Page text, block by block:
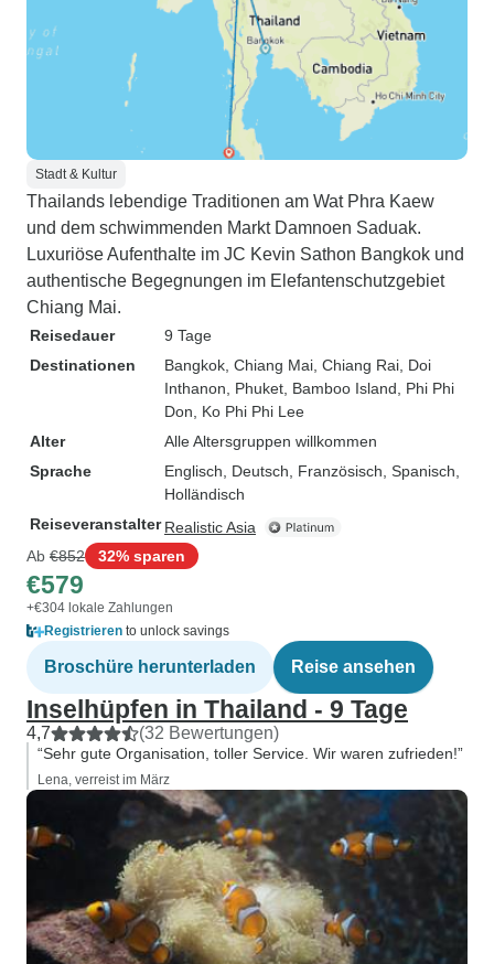
Stadt & Kultur
Thailands lebendige Traditionen am Wat Phra Kaew
und dem schwimmenden Markt Damnoen Saduak.
Luxuriöse Aufenthalte im JC Kevin Sathon Bangkok und
authentische Begegnungen im Elefantenschutzgebiet
Chiang Mai.
Reisedauer
9 Tage
Destinationen
Bangkok , Chiang Mai , Chiang Rai , Doi
Inthanon , Phuket , Bamboo Island , Phi Phi
Don , Ko Phi Phi Lee
Alter
Alle Altersgruppen willkommen
Sprache
Englisch, Deutsch, Französisch, Spanisch,
Holländisch
Reiseveranstalter Realistic Asia
Ab €852 32% sparen
€579
+€304 lokale Zahlungen
Registrieren to unlock savings
Broschüre herunterladen Reise ansehen
Inselhüpfen in Thailand - 9 Tage
4,7 (32 Bewertungen)
“Sehr gute Organisation, toller Service. Wir waren zufrieden!”
Lena, verreist im März